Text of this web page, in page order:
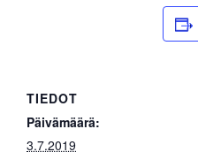
TIEDOT
Päivämäärä:
3.7.2019